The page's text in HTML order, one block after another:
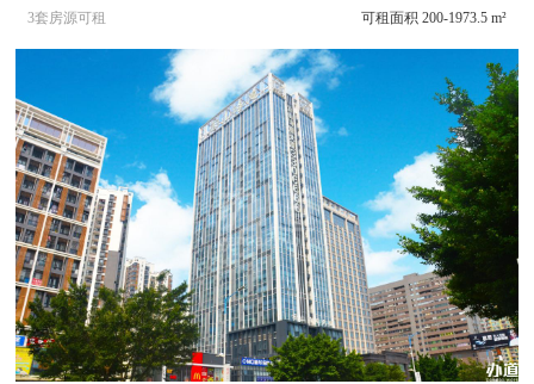
可租面积 200-1973.5 m²
3套房源可租